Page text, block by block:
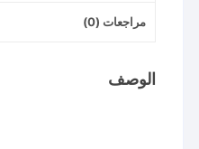
مراجعات (0)
الوصف